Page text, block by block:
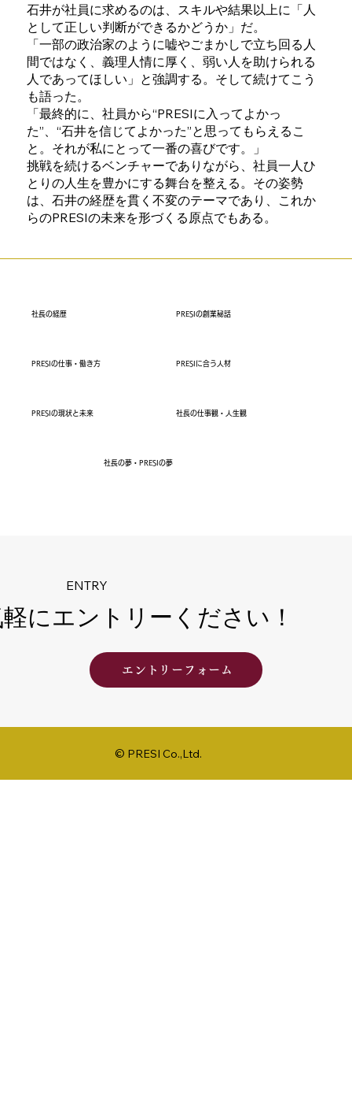
石井が社員に求めるのは、スキルや結果以上に「人
として正しい判断ができるかどうか」だ。
「一部の政治家のように嘘やごまかしで立ち回る人
間ではなく、義理人情に厚く、弱い人を助けられる
人であってほしい」と強調する。そして続けてこう
も語った。
「最終的に、社員から“PRESIに入ってよかっ
た”、“石井を信じてよかった”と思ってもらえるこ
と。それが私にとって一番の喜びです。」
挑戦を続けるベンチャーでありながら、社員一人ひ
とりの人生を豊かにする舞台を整える。その姿勢
は、石井の経歴を貫く不変のテーマであり、これか
らのPRESIの未来を形づくる原点でもある。
社長の経歴 PRESIの創業秘話
PRESIの仕事・働き方 PRESIに合う人材
PRESIの現状と未来 社長の仕事観・人生観
社長の夢・PRESIの夢
ENTRY
にエントリーください！
エントリーフォーム
© PRESI Co.,Ltd.